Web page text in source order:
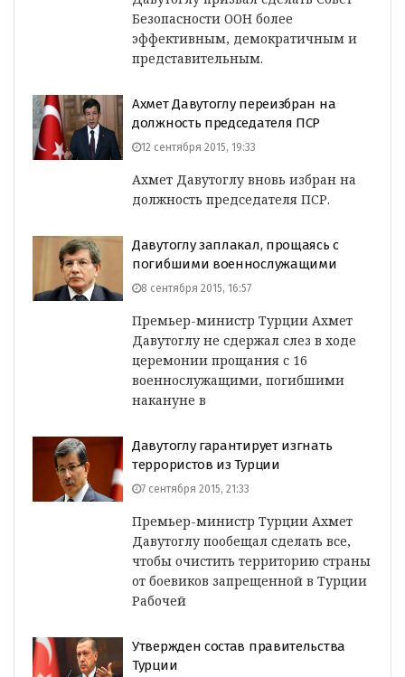
Безопасности ООН более
эффективным, демократичным и
представительным.
Ахмет Давутоглу переизбран на
должность председателя ПСР
12 сентября 2015, 19:33
Ахмет Давутоглу вновь избран на
должность председателя ПСР.
Давутоглу заплакал, прощаясь с
погибшими военнослужащими
8 сентября 2015, 16:57
Премьер-министр Турции Ахмет
Давутоглу не сдержал слез в ходе
церемонии прощания с 16
военнослужащими, погибшими
накануне в
Давутоглу гарантирует изгнать
террористов из Турции
7 сентября 2015, 21:33
Премьер-министр Турции Ахмет
Давутоглу пообещал сделать все,
чтобы очистить территорию страны
от боевиков запрещенной в Турции
Рабочей
Утвержден состав правительства
Турции